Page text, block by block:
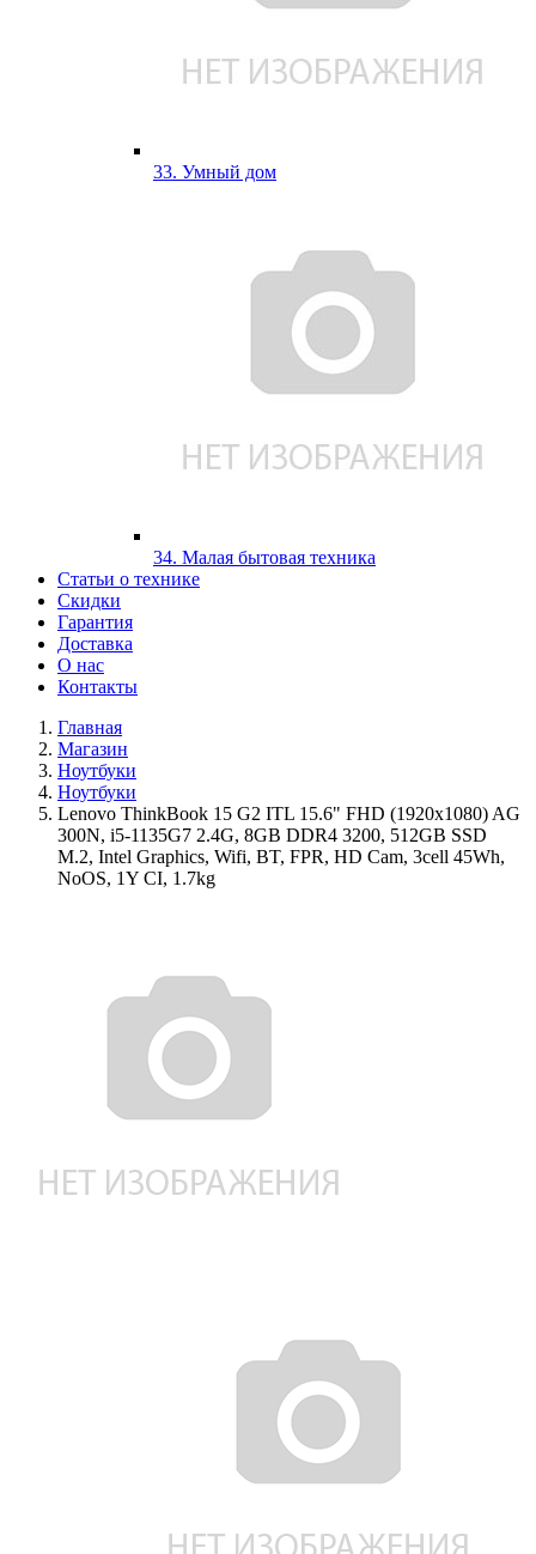
33. Умный дом
34. Малая бытовая техника
Статьи о технике
Скидки
Гарантия
Доставка
О нас
Контакты
Главная
Магазин
Ноутбуки
Ноутбуки
Lenovo ThinkBook 15 G2 ITL 15.6" FHD (1920x1080) AG
300N, i5-1135G7 2.4G, 8GB DDR4 3200, 512GB SSD
M.2, Intel Graphics, Wifi, BT, FPR, HD Cam, 3cell 45Wh,
NoOS, 1Y CI, 1.7kg